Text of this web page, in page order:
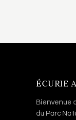
ÉCURIE
Bienvenue
du Parc